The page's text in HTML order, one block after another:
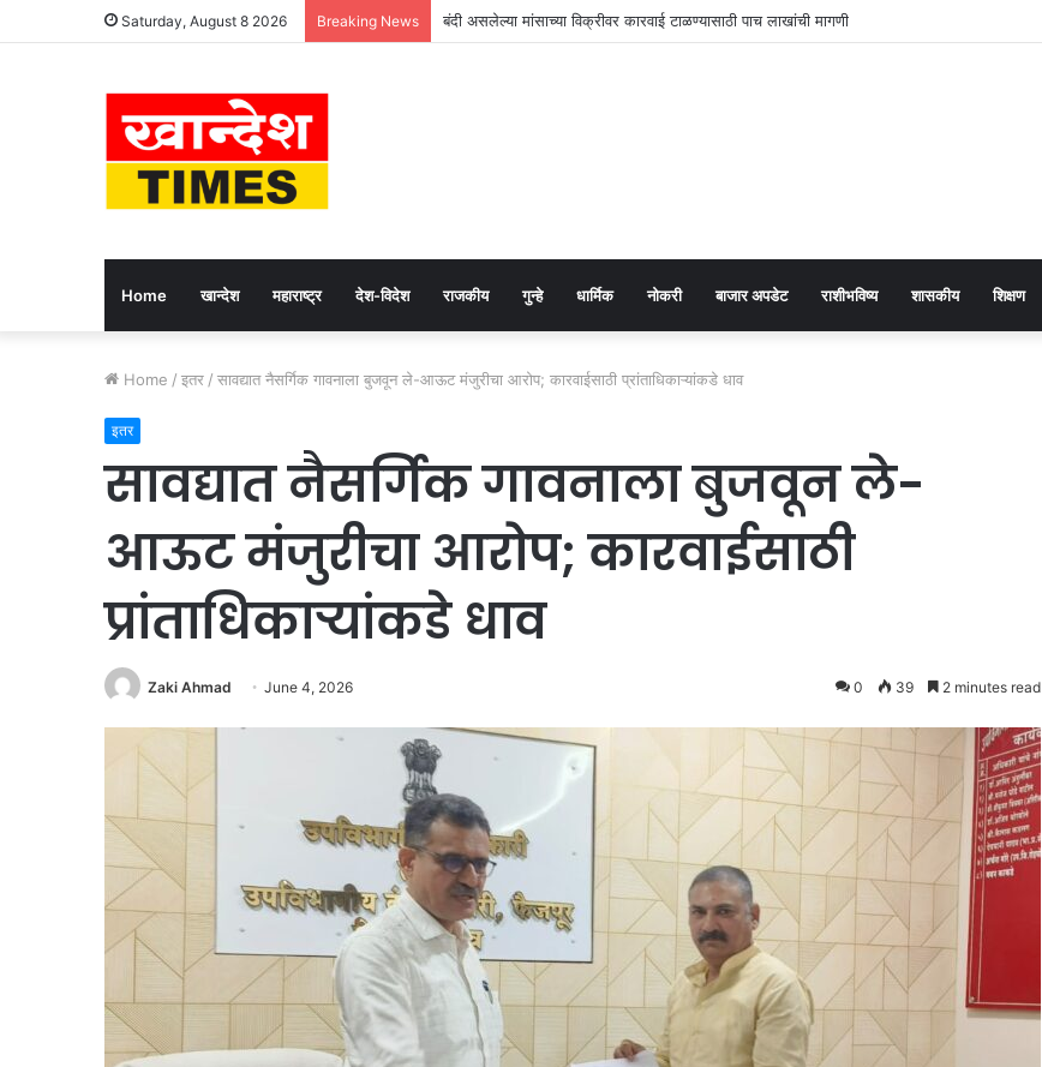
Saturday, August 8 2026 Breaking News बंदी असलेल्या मांसाच्या विक्रीवर कारवाई टाळण्यासाठी पाच लाखांची मागणी
Home खान्देश महाराष्ट्र देश-विदेश राजकीय गुन्हे धार्मिक नोकरी बाजार अपडेट राशीभविष्य शासकीय शिक्षण
Home / इतर / सावद्यात नैसर्गिक गावनाला बुजवून ले-आऊट मंजुरीचा आरोप; कारवाईसाठी प्रांताधिकाऱ्यांकडे धाव
इतर
सावद्यात नैसर्गिक गावनाला बुजवून ले-
आऊट मंजुरीचा आरोप; कारवाईसाठी
प्रांताधिकाऱ्यांकडे धाव
Zaki Ahmad June 4, 2026 0 39 2 minutes read